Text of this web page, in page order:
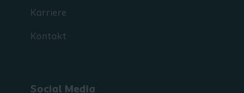
Karriere
Kontakt
Social Media